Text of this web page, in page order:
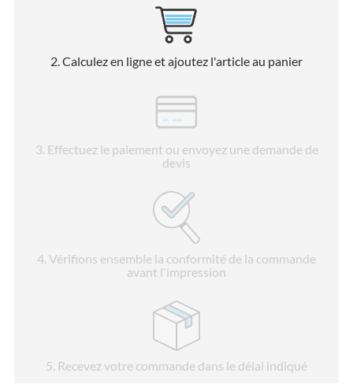
2. Calculez en ligne et ajoutez l'article au panier
3 . Effectuez le paiement ou envoyez une demande de
devis
4. Vérifions ensemble la conformité de la commande
avant l'impression
5 . Recevez votre commande dans le délai indiqué